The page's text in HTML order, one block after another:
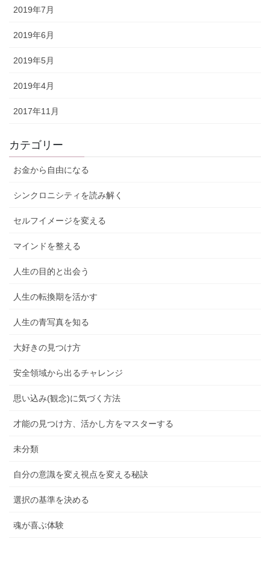
2019年7月
2019年6月
2019年5月
2019年4月
2017年11月
カテゴリー
お金から自由になる
シンクロニシティを読み解く
セルフイメージを変える
マインドを整える
人生の目的と出会う
人生の転換期を活かす
人生の青写真を知る
大好きの見つけ方
安全領域から出るチャレンジ
思い込み(観念)に気づく方法
才能の見つけ方、活かし方をマスターする
未分類
自分の意識を変え視点を変える秘訣
選択の基準を決める
魂が喜ぶ体験